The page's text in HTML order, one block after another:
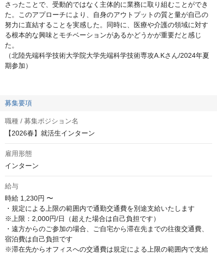
さったことで、受動的ではなく主体的に業務に取り組むことができ
た。このアプローチにより、自身のアウトプットの質と量が自己の
努力に直結することを実感した。同時に、医療や介護の領域に対す
る根本的な興味とモチベーションがあるかどうかが重要だと感じ
た。
（北陸先端科学技術大学院大学先端科学技術専攻A.Kさん/2024年夏
期参加）
募集要項
職種 / 募集ポジション名
【2026春】就活生インターン
雇用形態
インターン
給与
時給 1,230円 〜
・規定による上限の範囲内で通勤交通費を別途支給いたします
※上限：2,000円/日（超えた場合は自己負担です）
・遠方からのご参加の場合、ご自宅から滞在先までの往復交通費、
宿泊費は自己負担です
※滞在先からオフィスへの交通費は規定による上限の範囲内で支給